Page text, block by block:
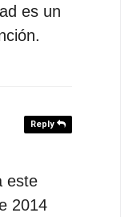
es un
Reply
este
2014